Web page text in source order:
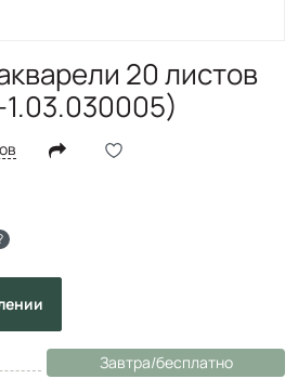
20 листов
1.03.030005)
Завтра/бесплатно